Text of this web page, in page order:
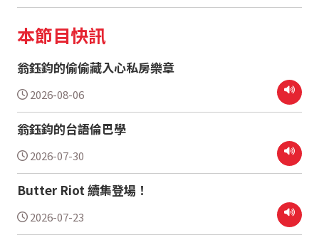
本節目快訊
翁鈺鈞的偷偷藏入心私房樂章
2026-08-06
翁鈺鈞的台語倫巴學
2026-07-30
Butter Riot 續集登場！
2026-07-23